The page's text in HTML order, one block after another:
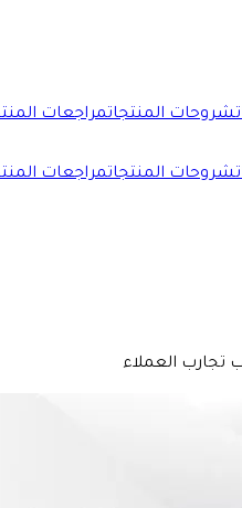
شروحات المنتجاتمراجعات
شروحات المنتجاتمراجعات